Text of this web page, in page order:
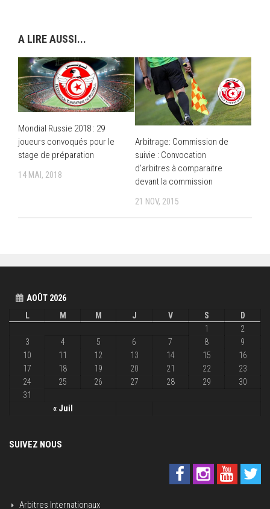
A LIRE AUSSI...
Mondial Russie 2018 : 29
joueurs convoqués pour le
stage de préparation
14 MAI, 2018
Arbitrage: Commission de
suivie : Convocation
d’arbitres à comparaitre
devant la commission
21 NOV, 2015
AOÛT 2026
L
M M J V S D
« Juil
1
2
3
4 5 6 7 8
9
10
11 12 13 14 15
16
17
18 19 20 21 22
23
24
25 26 27 28 29
30
31
SUIVEZ NOUS
Arbitres Internationaux